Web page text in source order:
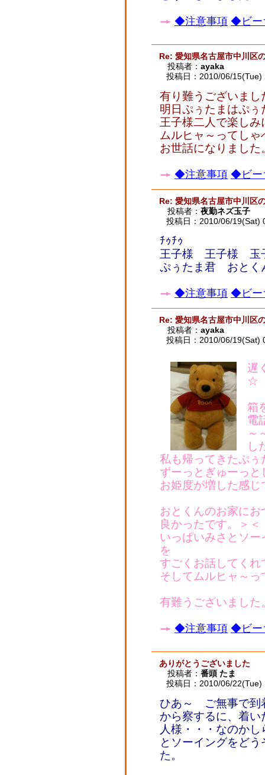
◆注意事項 ◆ビー
Re: 愛知県名古屋市中川区
投稿者： ayaka
投稿日：2010/06/
有り難うございま
明日ぷぅたまはぷ
王子様二人で楽し
ムルヒャ～ってし
お世話になりました
◆注意事項 ◆ビー
Re: 愛知県名古屋市中川区
投稿者： 夜勤ネズ玉子
投稿日：2010/06/19(Sat)
ﾁｩﾁｩ
王子様 王子様 玉
ぷぅたま君 おとく
◆注意事項 ◆ビー
Re: 愛知県名古屋市中川区
投稿者： ayaka
投稿日：2010/06/19(Sat)
遅
☆
箱
電
～
し
私も帰ってきたぷ
ずーっとぎゅーっと
お姫度が増した感じ
おとくんのお家に
良かったです。＞＜
いっぱいみさとソ
を
すごくお話してくれ
そしてムルヒャ～
有難うございました
◆注意事項 ◆ビー
ありがとうございました
投稿者： 番頭 たま
投稿日：2010/06/
ひあ～ ご無事で到
から察するに、着
人様・・・なのか
とソーイングをど
た。